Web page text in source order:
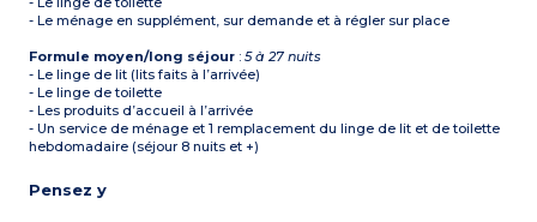
- Le ménage en supplément, sur demande et à régler sur place
Formule moyen/long séjour :5 à 27 nuits
- Le linge de lit (lits faits à l’arrivée)
- Le linge de toilette
- Les produits d’accueil à l’arrivée
- Un service de ménage et 1 remplacement du linge de lit et de toilette
hebdomadaire (séjour 8 nuits et +)
Pensez y